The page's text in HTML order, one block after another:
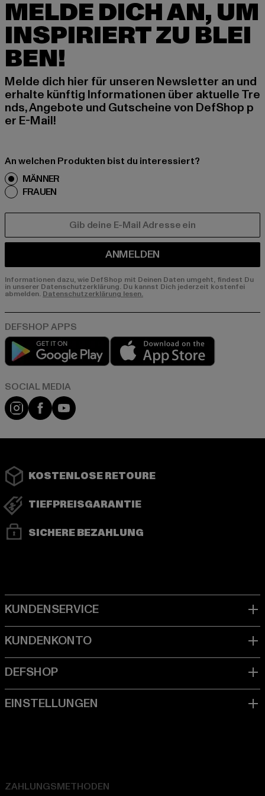
MELDE DICH AN, UM
INSPIRIERT ZU BLEI
BEN!
Melde dich hier für unseren Newsletter an und
erhalte künftig Informationen über aktuelle Tre
nds, Angebote und Gutscheine von DefShop p
er E-Mail!
An welchen Produkten bist du interessiert?
MÄNNER
FRAUEN
ANMELDEN
Informationen dazu, wie DefShop mit Deinen Daten umgeht, findest Du
in unserer Datenschutzerklärung. Du kannst Dich jederzeit kostenfei
abmelden. Datenschutzerklärung lesen.
Play market
Instagram
FacebookYouTube
KOSTENLOSE RETOURE
TIEFPREISGARANTIE
SICHERE BEZAHLUNG
ZAHLUNGSMETHODEN